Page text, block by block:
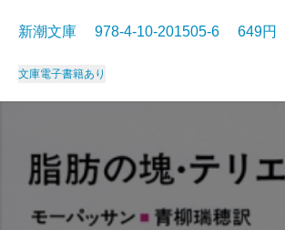
新潮文庫 978-4-10-201505-6 649円
文庫電子書籍あり